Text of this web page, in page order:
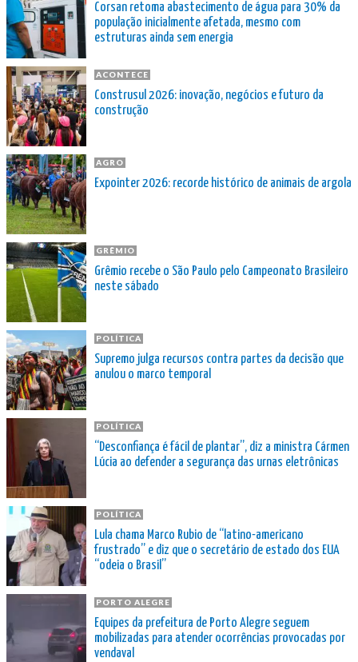
Corsan retoma abastecimento de água para 30% da
população inicialmente afetada, mesmo com
estruturas ainda sem energia
ACONTECE
Construsul 2026: inovação, negócios e futuro da
construção
AGRO
Expointer 2026: recorde histórico de animais de argola
GRÊMIO
Grêmio recebe o São Paulo pelo Campeonato Brasileiro
neste sábado
POLÍTICA
Supremo julga recursos contra partes da decisão que
anulou o marco temporal
POLÍTICA
“Desconfiança é fácil de plantar”, diz a ministra Cármen
Lúcia ao defender a segurança das urnas eletrônicas
POLÍTICA
Lula chama Marco Rubio de “latino-americano
frustrado” e diz que o secretário de estado dos EUA
“odeia o Brasil”
PORTO ALEGRE
Equipes da prefeitura de Porto Alegre seguem
mobilizadas para atender ocorrências provocadas por
vendaval